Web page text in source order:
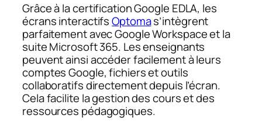
Grâce à la certification Google EDLA, les
écrans interactifsOptomas’intègrent
parfaitement avec Google Workspace et la
suite Microsoft 365. Les enseignants
peuvent ainsi accéder facilement à leurs
comptes Google, fichiers et outils
collaboratifs directement depuis l’écran.
Cela facilite la gestion des cours et des
ressources pédagogiques.